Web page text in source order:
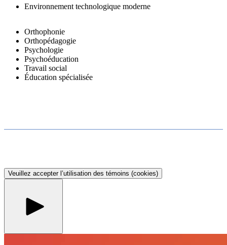
Environnement technologique moderne
Orthophonie
Orthopédagogie
Psychologie
Psychoéducation
Travail social
Éducation spécialisée
Veuillez accepter l’utilisation des témoins (cookies)